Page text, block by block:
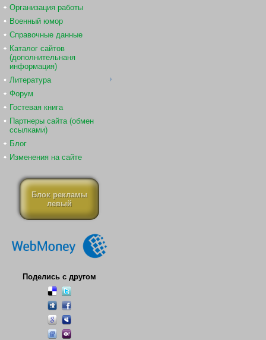
Организация работы
Военный юмор
Справочные данные
Каталог сайтов
(дополнительнаня
информация)
Литература
Форум
Гостевая книга
Партнеры сайта (обмен
ссылками)
Блог
Изменения на сайте
Блок рекламы
левый
Поделись с другом